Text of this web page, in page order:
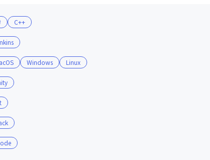
C++
Windows Linux